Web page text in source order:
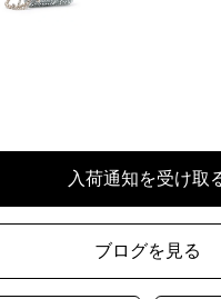
ブログを見る